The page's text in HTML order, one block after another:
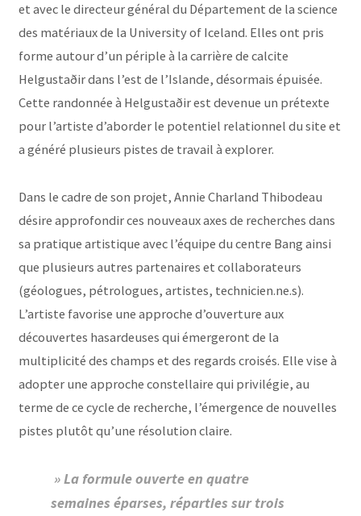
et avec le directeur général du Département de la science
des matériaux de la University of Iceland. Elles ont pris
forme autour d’un périple à la carrière de calcite
Helgustaðir dans l’est de l’Islande, désormais épuisée.
Cette randonnée à Helgustaðir est devenue un prétexte
pour l’artiste d’aborder le potentiel relationnel du site et
a généré plusieurs pistes de travail à explorer.
Dans le cadre de son projet, Annie Charland Thibodeau
désire approfondir ces nouveaux axes de recherches dans
sa pratique artistique avec l’équipe du centre Bang ainsi
que plusieurs autres partenaires et collaborateurs
(géologues, pétrologues, artistes, technicien.ne.s).
L’artiste favorise une approche d’ouverture aux
découvertes hasardeuses qui émergeront de la
multiplicité des champs et des regards croisés. Elle vise à
adopter une approche constellaire qui privilégie, au
terme de ce cycle de recherche, l’émergence de nouvelles
pistes plutôt qu’une résolution claire.
» La formule ouverte en quatre
semaines éparses, réparties sur trois